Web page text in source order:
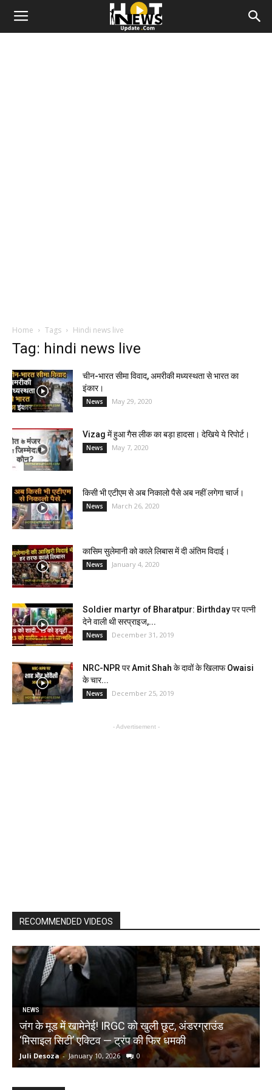
Home Tags Hindi news live
Tag: hindi news live
चीन-भारत सीमा विवाद, अमरीकी मध्यस्थता से भारत का
इंकार।
News May 29, 2020
Vizag में हुआ गैस लीक का बड़ा हादसा। देखिये ये रिपोर्ट।
News May 7, 2020
किसी भी एटीएम से अब निकालो पैसे अब नहीं लगेगा चार्ज।
News March 26, 2020
कासिम सुलेमानी को काले लिबास में दी अंतिम विदाई।
News January 4, 2020
Soldier martyr of Bharatpur: Birthday पर पत्नी
देने वाली थी सरप्राइज,...
News December 31, 2019
NRC-NPR पर Amit Shah के दावों के खिलाफ Owaisi
के चार...
News December 25, 2019
- Advertisement -
RECOMMENDED VIDEOS
NEWS
जंग के मूड में खामेनेई! IRGC को खुली छूट, अंडरग्राउंड
‘मिसाइल सिटी’ एक्टिव — ट्रंप की फिर धमकी
Juli Desoza - January 10, 2026 0